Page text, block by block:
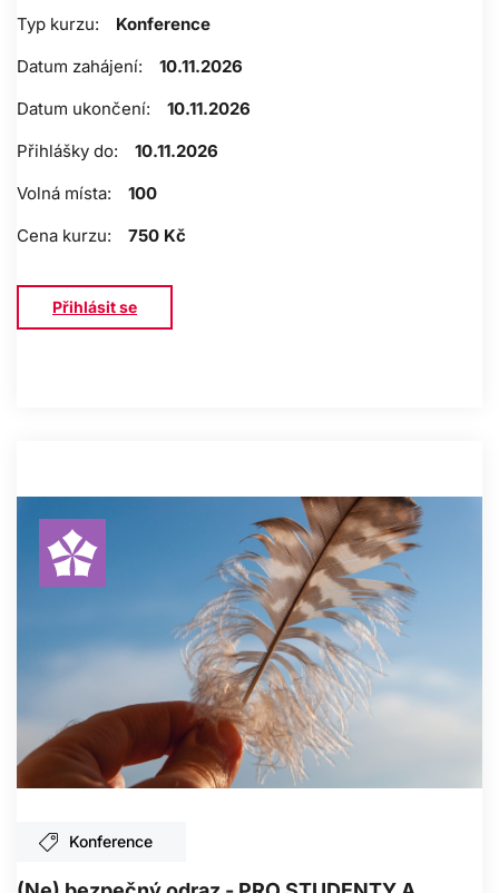
Typ kurzu:
Konference
Datum zahájení:
10.11.2026
Datum ukončení:
10.11.2026
Přihlášky do:
10.11.2026
Volná místa:
100
Cena kurzu:
750 Kč
Přihlásit se
Konference